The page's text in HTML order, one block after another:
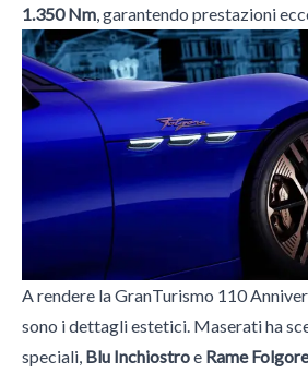
1.350 Nm, garantendo prestazioni
A rendere la GranTurismo 110
sono i dettagli estetici. Maserati ha
speciali, Blu Inchiostroe Rame Folgore